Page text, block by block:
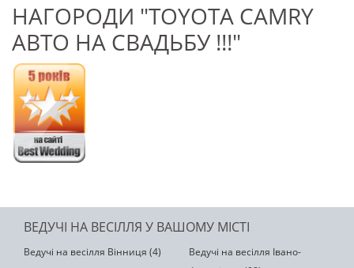
НАГОРОДИ "TOYOTA CAMRY
АВТО НА СВАДЬБУ !!!"
ВЕДУЧІ НА ВЕСІЛЛЯ У ВАШОМУ МІСТІ
Ведучі на весілля Вінниця (4)
Ведучі на весілля Івано-